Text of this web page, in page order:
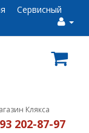
Сервисный
Клякса
202-87-97